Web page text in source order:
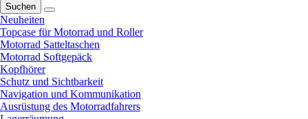
Suchen
Neuheiten
Topcase für Motorrad und Roller
Motorrad Satteltaschen
Motorrad Softgepäck
Kopfhörer
Schutz und Sichtbarkeit
Navigation und Kommunikation
Ausrüstung des Motorradfahrers